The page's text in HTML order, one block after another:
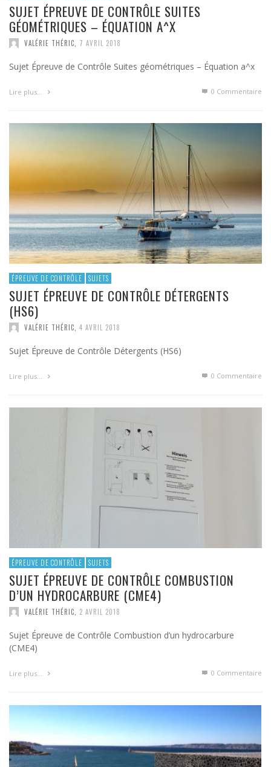
SUJET ÉPREUVE DE CONTRÔLE SUITES
GÉOMÉTRIQUES – ÉQUATION A^X
VALÉRIE THÉRIC 7 AVRIL 2018
Sujet Épreuve de Contrôle Suites géométriques – Équation a^x
Lire plus… 0 Commentaire
ÉPREUVE DE CONTRÔLE SUJETS
SUJET ÉPREUVE DE CONTRÔLE DÉTERGENTS
(HS6)
VALÉRIE THÉRIC 4 AVRIL 2018
Sujet Épreuve de Contrôle Détergents (HS6)
Lire plus… 0 Commentaire
ÉPREUVE DE CONTRÔLE SUJETS
SUJET ÉPREUVE DE CONTRÔLE COMBUSTION
D’UN HYDROCARBURE (CME4)
VALÉRIE THÉRIC 2 AVRIL 2018
Sujet Épreuve de Contrôle Combustion d’un hydrocarbure
(CME4)
Lire plus… 0 Commentaire